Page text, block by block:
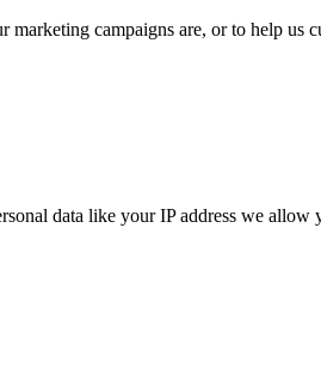
campaigns are, or to help us
data like your IP address we allow